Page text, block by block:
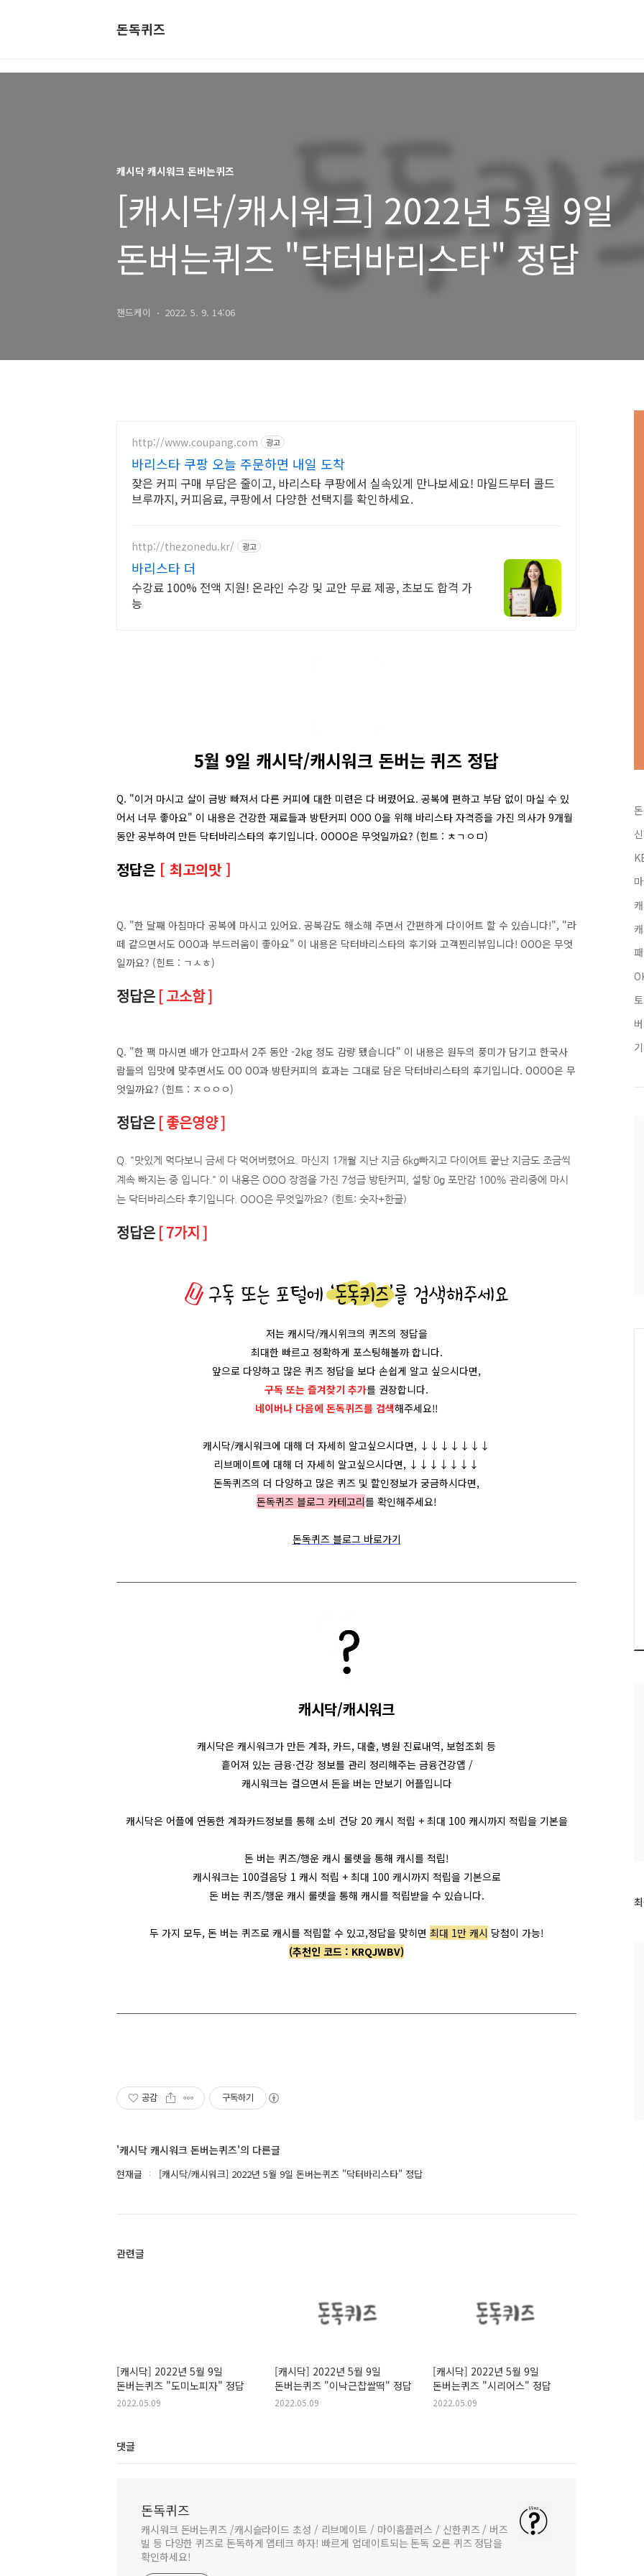
돈독퀴즈
캐시닥 캐시워크 돈버는퀴즈
[캐시닥/캐시워크] 2022년 5월 9일
돈버는퀴즈 "닥터바리스타" 정답
잰드케이 2022. 5. 9. 14:06
http://www.coupang.com 광고
바리스타 쿠팡 오늘 주문하면 내일 도착
잦은 커피 구매 부담은 줄이고, 바리스타 쿠팡에서 실속있게 만나보세요! 마일드부터 콜드
브루까지, 커피음료, 쿠팡에서 다양한 선택지를 확인하세요.
http://thezonedu.kr/ 광고
바리스타 더
수강료 100% 전액 지원! 온라인 수강 및 교안 무료 제공, 초보도 합격 가
능
5월 9일 캐시닥/캐시워크 돈버는 퀴즈 정답
Q. "이거 마시고 살이 금방 빠져서 다른 커피에 대한 미련은 다 버렸어요. 공복에 편하고 부담 없이 마실 수 있
어서 너무 좋아요" 이 내용은 건강한 재료들과 방탄커피 OOO O을 위해 바리스타 자격증을 가진 의사가 9개월
동안 공부하여 만든 닥터바리스타의 후기입니다. OOOO은 무엇일까요? (힌트 : ㅊㄱㅇㅁ)
정답은 [ 최고의맛 ]
Q. "한 달째 아침마다 공복에 마시고 있어요. 공복감도 해소해 주면서 간편하게 다이어트 할 수 있습니다!", "라
떼 같으면서도 OOO과 부드러움이 좋아요" 이 내용은 닥터바리스타의 후기와 고객찐리뷰입니다! OOO은 무엇
일까요? (힌트 : ㄱㅅㅎ)
정답은 [ 고소함 ]
Q. "한 팩 마시면 배가 안고파서 2주 동안 -2kg 정도 감량 됐습니다" 이 내용은 원두의 풍미가 담기고 한국사
람들의 입맛에 맞추면서도 OO OO과 방탄커피의 효과는 그대로 담은 닥터바리스타의 후기입니다. OOOO은 무
엇일까요? (힌트 : ㅈㅇㅇㅇ)
정답은 [ 좋은영양 ]
Q. "맛있게 먹다보니 금세 다 먹어버렸어요. 마신지 1개월 지난 지금 6kg빠지고 다이어트 끝난 지금도 조금씩
계속 빠지는 중 입니다." 이 내용은 OOO 장점을 가진 7성급 방탄커피, 설탕 0g 포만감 100% 관리중에 마시
는 닥터바리스타 후기입니다. OOO은 무엇일까요? (힌트: 숫자+한글)
정답은 [ 7가지 ]
저는 캐시닥/캐시위크의 퀴즈의 정답을
최대한 빠르고 정확하게 포스팅해볼까 합니다.
앞으로 다양하고 많은 퀴즈 정답을 보다 손쉽게 알고 싶으시다면,
구독 또는 즐겨찾기 추가를 권장합니다.
네이버나 다음에 돈독퀴즈를 검색해주세요!!
캐시닥/캐시워크에 대해 더 자세히 알고싶으시다면, ↓↓↓↓↓↓↓
리브메이트에 대해 더 자세히 알고싶으시다면, ↓↓↓↓↓↓↓
돈독퀴즈의 더 다양하고 많은 퀴즈 및 할인정보가 궁금하시다면,
돈독퀴즈 블로그 카테고리를 확인해주세요!
돈독퀴즈 블로그 바로가기
캐시닥/캐시워크
캐시닥은 캐시워크가 만든 계좌, 카드, 대출, 병원 진료내역, 보험조회 등
흩어져 있는 금융·건강 정보를 관리 정리해주는 금융건강앱 /
캐시워크는 걸으면서 돈을 버는 만보기 어플입니다
캐시닥은 어플에 연동한 계좌카드정보를 통해 소비 건당 20 캐시 적립 + 최대 100 캐시까지 적립을 기본을
돈 버는 퀴즈/행운 캐시 룰렛을 통해 캐시를 적립!
캐시워크는 100걸음당 1 캐시 적립 + 최대 100 캐시까지 적립을 기본으로
돈 버는 퀴즈/행운 캐시 룰렛을 통해 캐시를 적립받을 수 있습니다.
두 가지 모두, 돈 버는 퀴즈로 캐시를 적립할 수 있고,정답을 맞히면 최대 1만 캐시 당첨이 가능!
(추천인 코드 : KRQJWBV)
공감 구독하기
'캐시닥 캐시워크 돈버는퀴즈'의 다른글
현재글 [캐시닥/캐시워크] 2022년 5월 9일 돈버는퀴즈 "닥터바리스타" 정답
관련글
[캐시닥] 2022년 5월 9일
돈버는퀴즈 "도미노피자" 정답
2022.05.09
[캐시닥] 2022년 5월 9일
돈버는퀴즈 "이낙근찹쌀떡" 정답
2022.05.09
[캐시닥] 2022년 5월 9일
돈버는퀴즈 "시리어스" 정답
2022.05.09
댓글
돈독퀴즈
캐시워크 돈버는퀴즈 /캐시슬라이드 초성 / 리브메이트 / 마이홈플러스 / 신한퀴즈 / 버즈
빌 등 다양한 퀴즈로 돈독하게 앱테크 하자! 빠르게 업데이트되는 돈독 오른 퀴즈 정답을
확인하세요!
최